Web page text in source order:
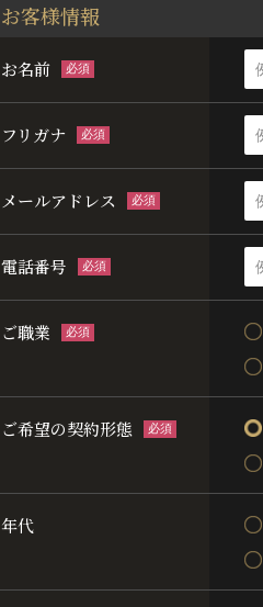
お客様情報
お名前 必須
フリガナ 必須
メールアドレス 必須
電話番号 必須
ご職業 必須
ご希望の契約形態 必須
年代